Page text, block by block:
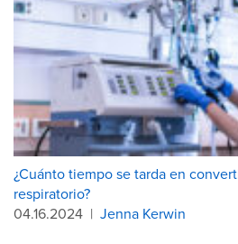
¿Cuánto tiempo se tarda en
respiratorio?
04.16.2024 | Jenna Kerwin